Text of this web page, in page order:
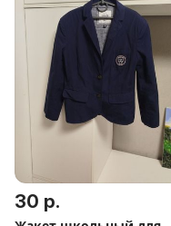
30 р.